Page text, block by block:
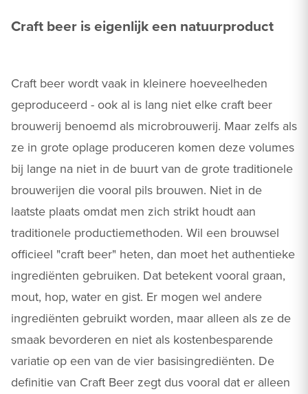
Craft beer is eigenlijk een natuurproduct
Craft beer wordt vaak in kleinere hoeveelheden
geproduceerd - ook al is lang niet elke craft beer
brouwerij benoemd als microbrouwerij. Maar zelfs als
ze in grote oplage produceren komen deze volumes
bij lange na niet in de buurt van de grote traditionele
brouwerijen die vooral pils brouwen. Niet in de
laatste plaats omdat men zich strikt houdt aan
traditionele productiemethoden. Wil een brouwsel
officieel "craft beer" heten, dan moet het authentieke
ingrediënten gebruiken. Dat betekent vooral graan,
mout, hop, water en gist. Er mogen wel andere
ingrediënten gebruikt worden, maar alleen als ze de
smaak bevorderen en niet als kostenbesparende
variatie op een van de vier basisingrediënten. De
definitie van Craft Beer zegt dus vooral dat er alleen